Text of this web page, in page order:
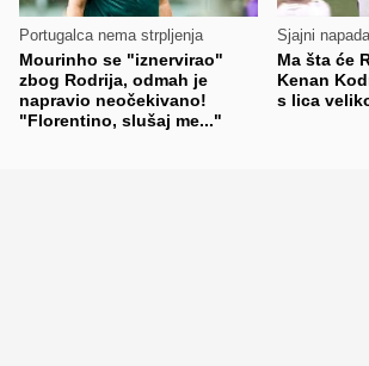
Portugalca nema strpljenja
Mourinho se "iznervirao"
zbog Rodrija, odmah je
napravio neočekivano!
"Florentino, slušaj me..."
Sjajni
Ma šta će
Kenan
s lica